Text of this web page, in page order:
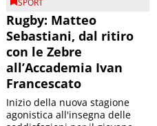
SPORT
Rugby: Matteo
Sebastiani, dal ritiro
con le Zebre
all’Accademia Ivan
Francescato
Inizio della nuova stagione
agonistica all'insegna delle